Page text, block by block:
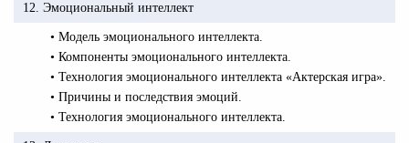
12. Эмоциональный интеллект
• Модель эмоционального интеллекта.
• Компоненты эмоционального интеллекта.
• Технология эмоционального интеллекта «Актерская игра».
• Причины и последствия эмоций.
• Технология эмоционального интеллекта.